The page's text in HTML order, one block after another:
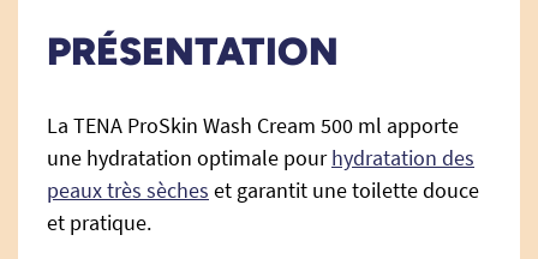
PRÉSENTATION
La TENA ProSkin Wash Cream 500 ml apporte
une hydratation optimale pourhydratation des
peaux très sèches et garantit une toilette douce
et pratique.